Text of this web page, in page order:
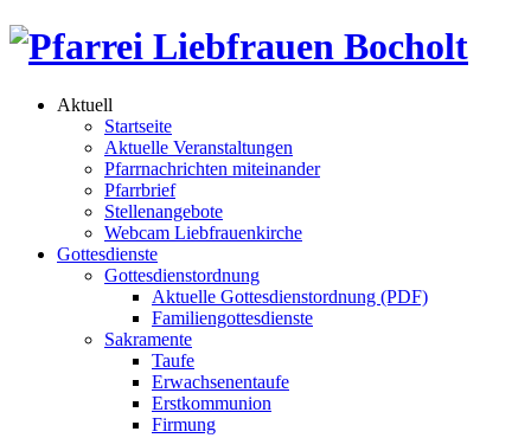
Aktuell
Startseite
Aktuelle Veranstaltungen
Pfarrnachrichten miteinander
Pfarrbrief
Stellenangebote
Webcam Liebfrauenkirche
Gottesdienste
Gottesdienstordnung
Aktuelle Gottesdienstordnung (PDF)
Familiengottesdienste
Sakramente
Taufe
Erwachsenentaufe
Erstkommunion
Firmung